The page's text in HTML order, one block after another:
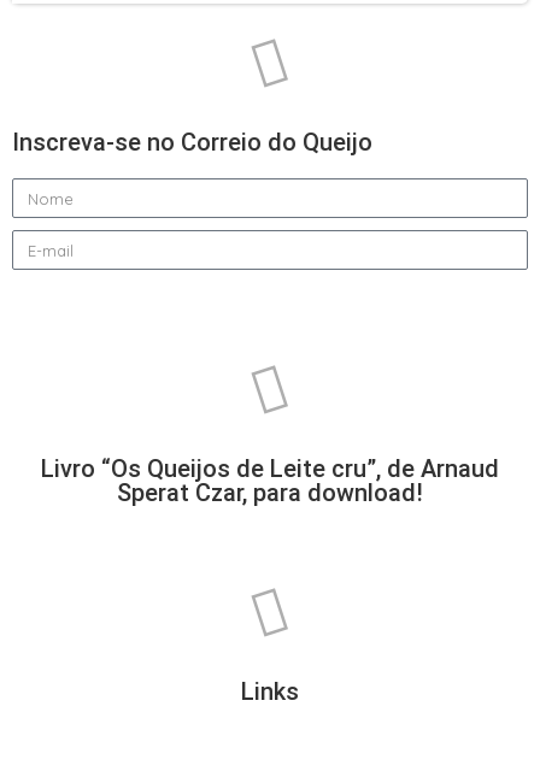
Inscreva-se no Correio do Queijo
Livro “Os Queijos de Leite cru”, de Arnaud
Sperat Czar, para download!
Links